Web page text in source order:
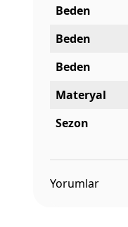
Beden
Beden
Beden
Materyal
Sezon
Yorumlar